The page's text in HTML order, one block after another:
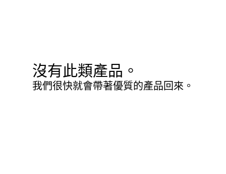
沒有此類產品。
我們很快就會帶著優質的產品回來。